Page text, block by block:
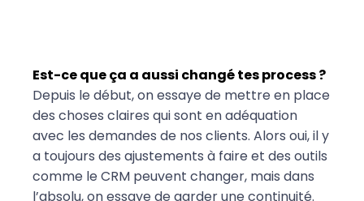
Est-ce que ça a aussi changé tes process ?
Depuis le début, on essaye de mettre en place
des choses claires qui sont en adéquation
avec les demandes de nos clients. Alors oui, il y
a toujours des ajustements à faire et des outils
comme le CRM peuvent changer, mais dans
l’absolu, on essaye de garder une continuité.